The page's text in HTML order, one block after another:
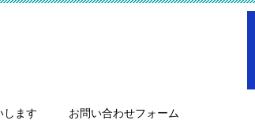
します お問い合わせフォーム